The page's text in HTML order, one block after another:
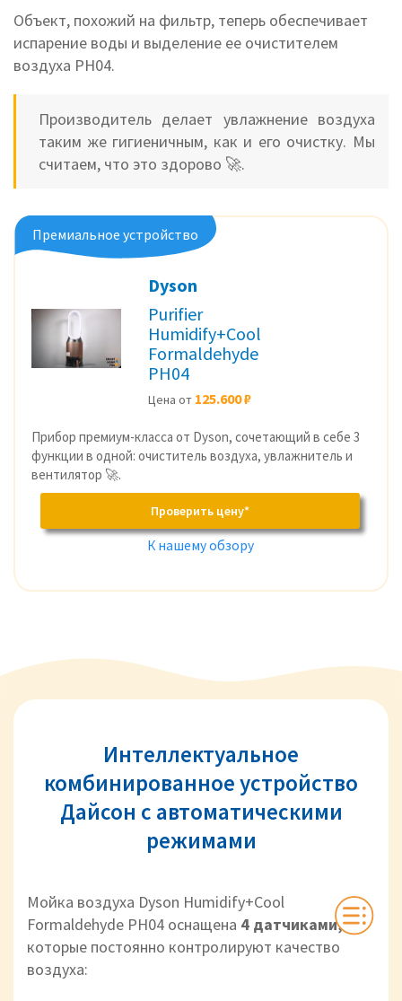
Объект, похожий на фильтр, теперь обеспечивает
испарение воды и выделение ее очистителем
воздуха PH04.
Производитель делает увлажнение воздуха
таким же гигиеничным, как и его очистку. Мы
считаем, что это здорово 🚀.
Премиальное устройство
Dyson
Purifier
Humidify+Cool
Formaldehyde
PH04
Цена от 125.600 ₽
Прибор премиум-класса от Dyson, сочетающий в себе 3
функции в одной: очиститель воздуха, увлажнитель и
вентилятор 🚀.
Проверить цену*
К нашему обзору
Интеллектуальное
комбинированное устройство
Дайсон с автоматическими
режимами
Мойка воздуха Dyson Humidify+Cool
Formaldehyde PH04 оснащена 4 датчиками,
которые постоянно контролируют качество
воздуха: